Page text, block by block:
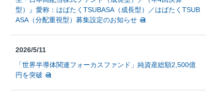
型）』愛称：はばたくTSUBASA（成長型）／はばたくTSUB
ASA（分配重視型）募集設定のお知らせ
2026/5/11
「世界半導体関連フォーカスファンド」純資産総額2,500億
円を突破